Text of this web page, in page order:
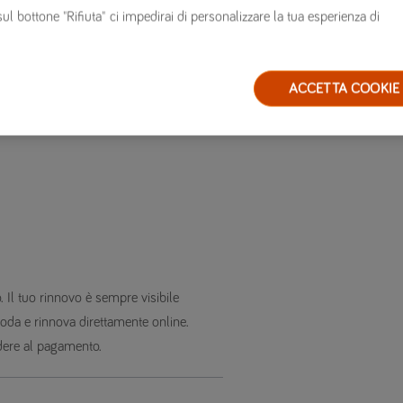
Il tuo rinnovo è sempre visibile
e rinnova direttamente online.
al pagamento.
bottone "Rifiuta" ci impedirai di personalizzare la tua esperienza di
ACCETTA COOKIE